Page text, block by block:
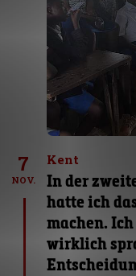
7
NOV.
Kent
In der
hatte ich
machen.
wirklich